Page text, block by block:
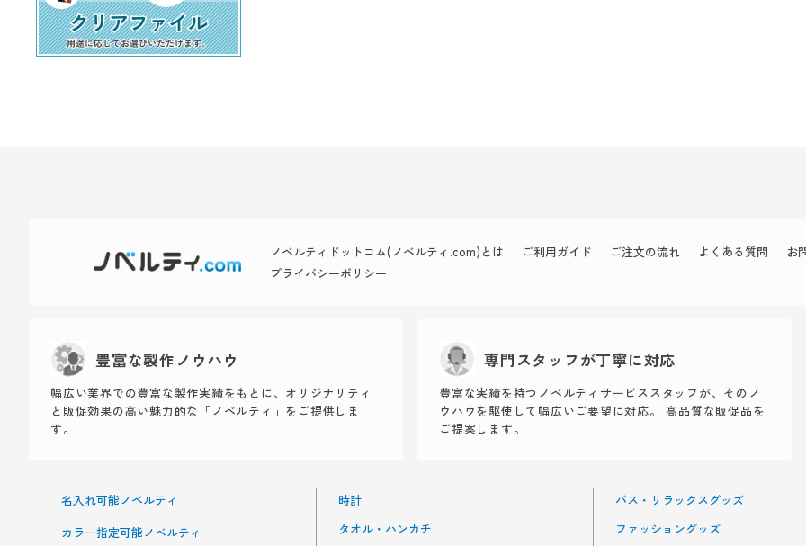
ノベルティドットコム(ノベルティ.com)とは ご利用ガイド ご注文の流れ よくある質問
お
プライバシーポリシー
豊富な製作ノウハウ
幅広い業界での豊富な製作実績をもとに、オリジナリティ
と販促効果の高い魅力的な「ノベルティ」をご提供しま
す。
専門スタッフが丁寧に対応
豊富な実績を持つノベルティサービススタッフが、そのノ
ウハウを駆使して幅広いご要望に対応。 高品質な販促品を
ご提案します。
名入れ可能ノベルティ
カラー指定可能ノベルティ
時計
タオル・ハンカチ
バス・リラックスグッズ
ファッショングッズ